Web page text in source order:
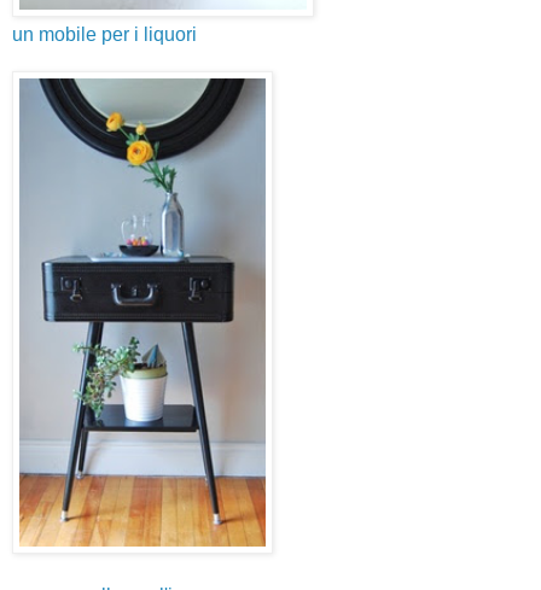
un mobile per i liquori